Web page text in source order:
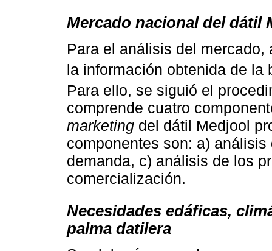
Mercado nacional del dátil
Para el análisis del
la información obtenida de
Para ello, se siguió el
comprende cuatro
marketing del dátil Medjool
componentes son: a)
demanda, c) análisis de los
comercialización.
Necesidades edáficas,
palma datilera